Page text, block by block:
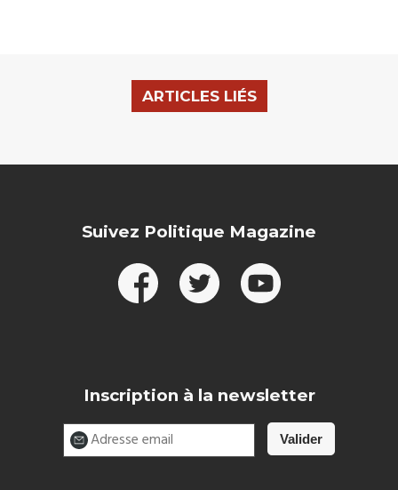
ARTICLES LIÉS
Suivez Politique Magazine
Inscription à la newsletter